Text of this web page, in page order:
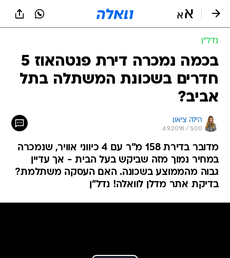
נדל״ן
בכמה נמכרה דירת פנטהאוז 5
חדרים בשכונת המשתלה בתל
אביב?
הילה ציאון
4.9.2018 / 5:00
מדובר בדירת 158 מ"ר עם 4 כיווני אוויר, שנמכרה
במחיר נמוך מזה שביקש בעל הבית - אך עדיין
גבוה מהממוצע בשכונה. האם העסקה משתלמת?
בדיקת אתר מדלן לוואלה! נדל"ן